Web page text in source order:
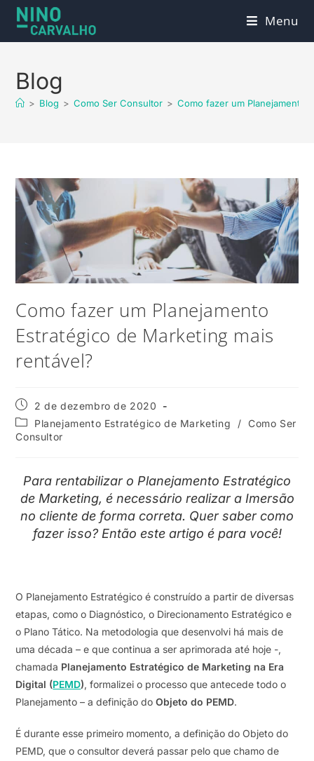
Menu
Blog
> Blog > Como Ser Consultor > Como fazer um Planejamento
Como fazer um Planejamento
Estratégico de Marketing mais
rentável?
2 de dezembro de 2020
Planejamento Estratégico de Marketing
/ Como Ser
Consultor
Para rentabilizar o Planejamento Estratégico
de Marketing, é necessário realizar a Imersão
no cliente de forma correta. Quer saber como
fazer isso? Então este artigo é para você!
O Planejamento Estratégico é construído a partir de diversas
etapas, como o Diagnóstico, o Direcionamento Estratégico e
o Plano Tático. Na metodologia que desenvolvi há mais de
uma década – e que continua a ser aprimorada até hoje -,
chamada Planejamento Estratégico de Marketing na Era
Digital (PEMD), formalizei o processo que antecede todo o
Planejamento – a definição doObjeto do PEMD.
É durante esse primeiro momento, a definição do Objeto do
PEMD, que o consultor deverá passar pelo que chamo de